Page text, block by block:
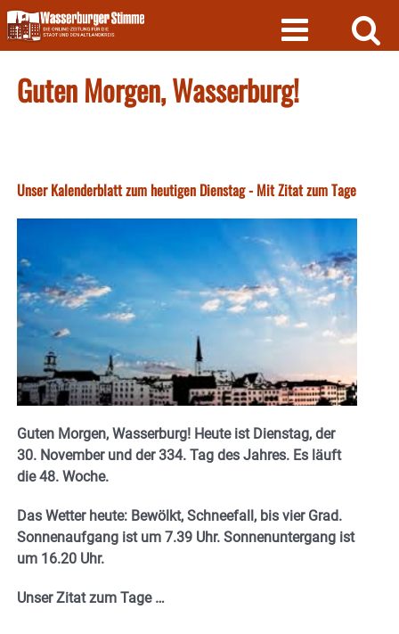
Skip
to
content
Guten Morgen, Wasserburg!
Unser Kalenderblatt zum heutigen Dienstag - Mit Zitat zum Tage
Guten Morgen, Wasserburg! Heute ist Dienstag, der
30. November und der 334. Tag des Jahres. Es läuft
die 48. Woche.
Das Wetter heute: Bewölkt, Schneefall, bis vier Grad.
Sonnenaufgang ist um 7.39 Uhr. Sonnenuntergang ist
um 16.20 Uhr.
Unser Zitat zum Tage …